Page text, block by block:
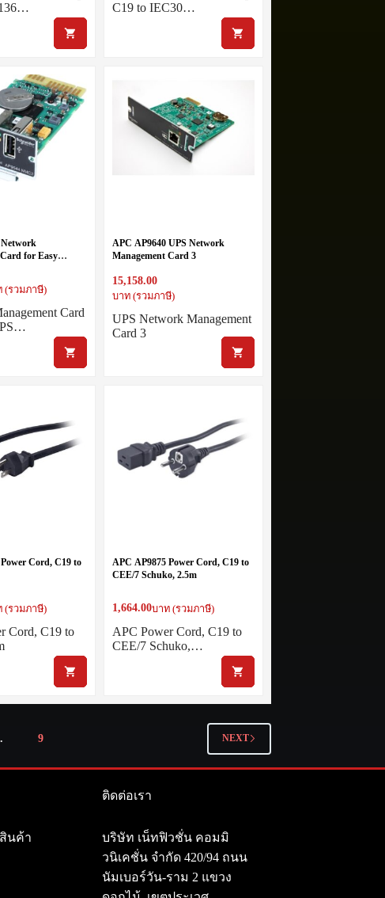
C19 to IEC30…
Network
for Easy
(รวมภาษี)
Card
APC AP9640 UPS Network
Management Card 3
15,158.00
บาท (รวมภาษี)
UPS Network Management
Card 3
Cord, C19 to
(รวมภาษี)
Cord, C19 to
APC AP9875 Power Cord, C19 to
CEE/7 Schuko, 2.5m
1,664.00บาท (รวมภาษี)
APC Power Cord, C19 to
CEE/7 Schuko,…
9 NEXT
นค้า
ติดต่อเรา
บริษัท เน็ทฟิวชั่น คอมมิ
วนิเคชั่น จำกัด 420/94 ถนน
นัมเบอร์วัน-ราม 2 แขวง